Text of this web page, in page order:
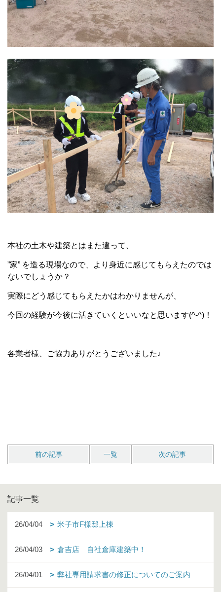
本社の土木や建築とはまた違って、
”家” を造る現場なので、より身近に感じてもらえたのでは
ないでしょうか？
実際にどう感じてもらえたかはわかりませんが、
今回の経験が今後に活きていくといいなと思います(^-^)！
各業者様、ご協力ありがとうございました♩
前の記事 一覧 次の記事
記事一覧
26/04/04 米子市F様邸上棟
26/04/03 倉吉店 自社倉庫建築中！
26/04/01 弊社専用請求書の修正についてのご案内